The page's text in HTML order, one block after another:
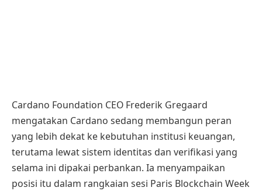
Cardano Foundation CEO Frederik Gregaard
mengatakan Cardano sedang membangun peran
yang lebih dekat ke kebutuhan institusi keuangan,
terutama lewat sistem identitas dan verifikasi yang
selama ini dipakai perbankan. Ia menyampaikan
posisi itu dalam rangkaian sesi Paris Blockchain Week